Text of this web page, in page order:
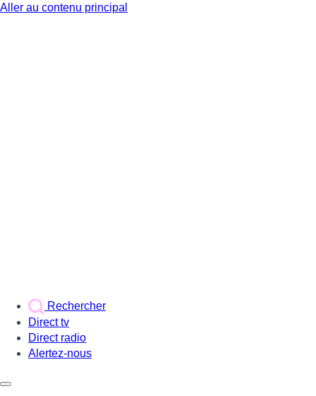
Aller au contenu principal
Rechercher
Direct tv
Direct radio
Alertez-nous